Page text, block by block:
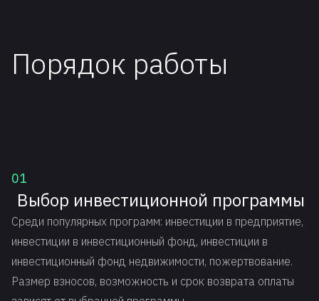
Порядок работы
01
Выбор инвестиционной программы
Среди популярных программ: инвестиции в предприятие,
инвестиции в инвестиционный фонд, инвестиции в
инвестиционный фонд недвижимости, пожертвование.
Размер взносов, возможность и срок возврата оплаты